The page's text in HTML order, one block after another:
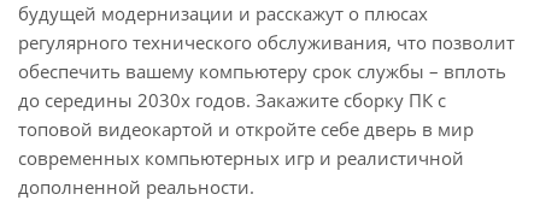
будущей модернизации и расскажут о плюсах
регулярного технического обслуживания, что позволит
обеспечить вашему компьютеру срок службы – вплоть
до середины 2030х годов. Закажите сборку ПК с
топовой видеокартой и откройте себе дверь в мир
современных компьютерных игр и реалистичной
дополненной реальности.